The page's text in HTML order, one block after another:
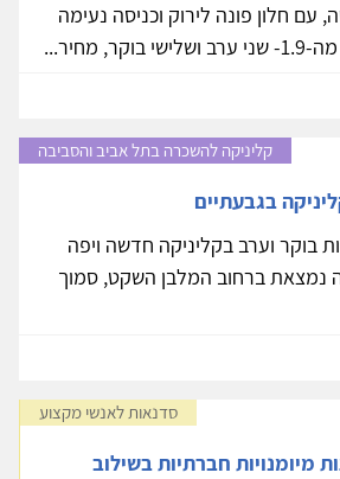
עם חלון פונה לירוק וכניסה נעימה
מחיר...
קליניקה להשכרה בתל אביב והסביבה
בגבעתיים
בוקר וערב בקליניקה חדשה ויפה
נמצאת ברחוב המלבן השקט, סמוך
סדנאות לאנשי מקצוע
מיומנויות חברתיות בשילוב